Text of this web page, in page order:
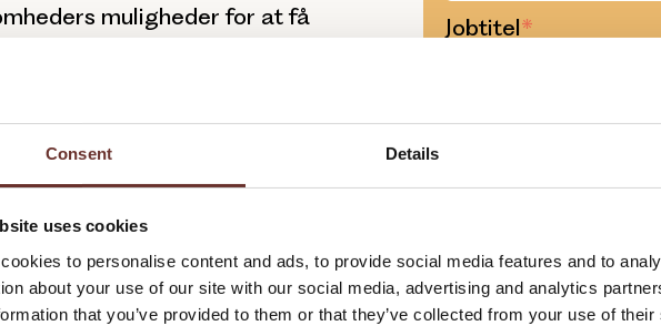
Consent Details
uses cookies
to personalise content and ads, to provide social media features and to
about your use of our site with our social media, advertising and analytics
that you’ve provided to them or that they’ve collected from your use of
muligheder for at få
din presseindsats harmonerer med
de medier og journalister, der
din B2B-virksomhed – og
vi kan benytte for at gøre vores
vi skal sælge dem ind
i forhold til mediehåndtering
Jobtitel*
Du tilmelder dig
Når du udfylder
samtidig Publicos
gang om måneden.
seminarer, tips &
kommunikation og